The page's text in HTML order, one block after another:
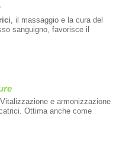
, il massaggio e la cura del
sanguigno, favorisce il
e armonizzazione
Ottima anche come